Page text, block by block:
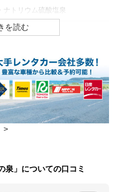
ナトリウム硫酸塩泉
痛、神経痛
間
>
泉」についての口コミ